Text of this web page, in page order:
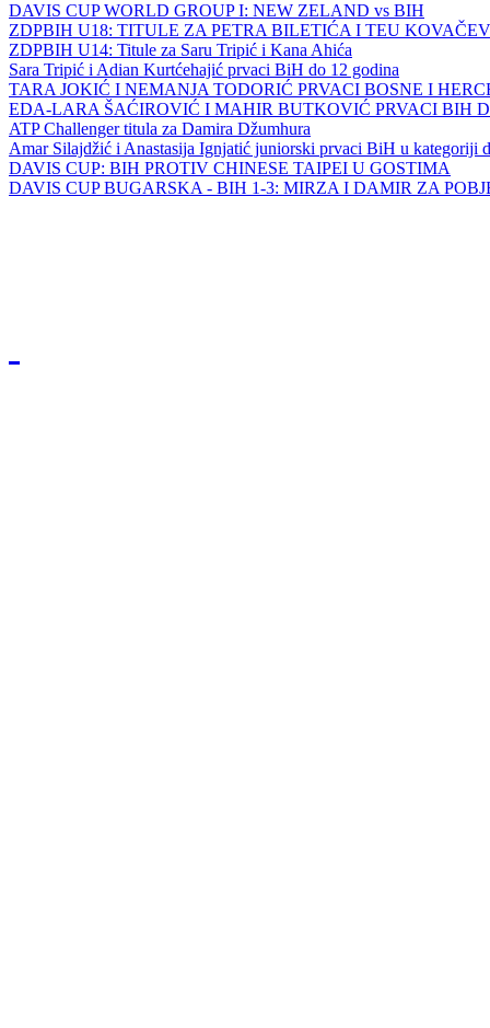
DAVIS CUP WORLD GROUP I: NEW ZELAND vs BIH
ZDPBIH U18: TITULE ZA PETRA BILETIĆA I TEU
ZDPBIH U14: Titule za Saru Tripić i Kana Ahića
Sara Tripić i Adian Kurtćehajić prvaci BiH do 12 godina
TARA JOKIĆ I NEMANJA TODORIĆ PRVACI BOSNE I
EDA-LARA ŠAĆIROVIĆ I MAHIR BUTKOVIĆ PRVACI BIH
ATP Challenger titula za Damira Džumhura
Amar Silajdžić i Anastasija Ignjatić juniorski prvaci BiH u kategoriji
DAVIS CUP: BIH PROTIV CHINESE TAIPEI U GOSTIMA
DAVIS CUP BUGARSKA - BIH 1-3: MIRZA I DAMIR ZA